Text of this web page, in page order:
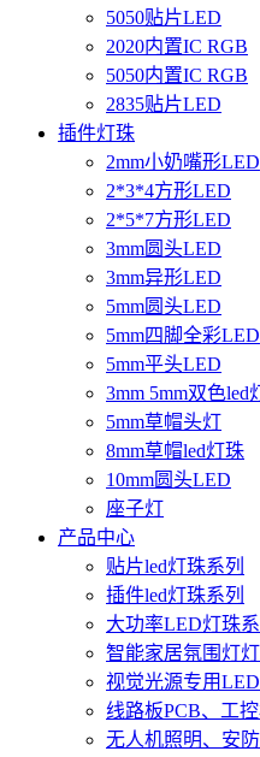
5050贴片LED
2020内置IC RGB
5050内置IC RGB
2835贴片LED
插件灯珠
2mm小奶嘴形LED
2*3*4方形LED
2*5*7方形LED
3mm圆头LED
3mm异形LED
5mm圆头LED
5mm四脚全彩LED
5mm平头LED
3mm 5mm双色led
5mm草帽头灯
8mm草帽led灯珠
10mm圆头LED
座子灯
产品中心
贴片led灯珠系列
插件led灯珠系列
大功率LED灯珠系
智能家居氛围灯
视觉光源专用
线路板PCB、工
无人机照明、安